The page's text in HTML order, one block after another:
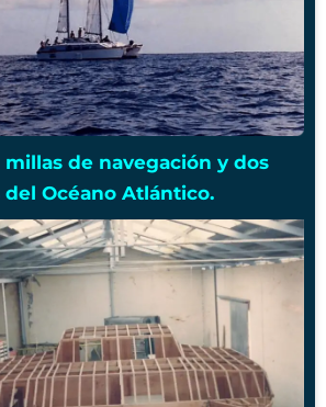
millas de navegación y dos
del Océano Atlántico.